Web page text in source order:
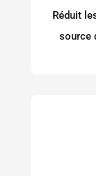
Réduit
source